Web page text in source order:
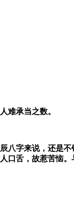
难承当之数。
八字来说，还是
口舌，故惹苦恼